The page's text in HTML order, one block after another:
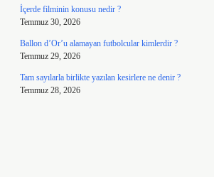
İçerde filminin konusu nedir ?
Temmuz 30, 2026
Ballon d’Or’u alamayan futbolcular kimlerdir ?
Temmuz 29, 2026
Tam sayılarla birlikte yazılan kesirlere ne denir ?
Temmuz 28, 2026